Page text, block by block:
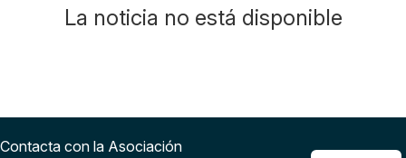
La noticia no está disponible
Contacta con la Asociación